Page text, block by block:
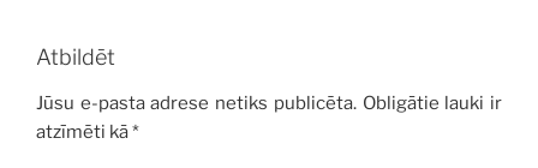
Atbildēt
Jūsu e-pasta adrese netiks publicēta. Obligātie lauki ir
atzīmēti kā*